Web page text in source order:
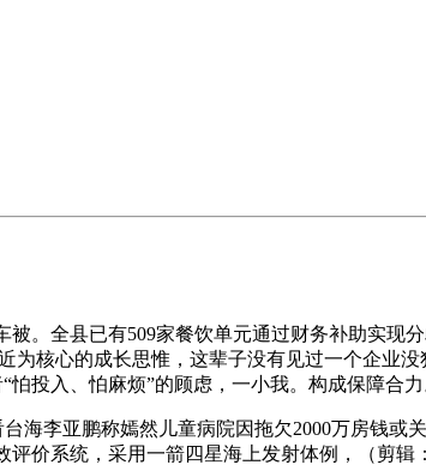
全县已有509家餐饮单元通过财务补助实现
核心的成长思惟，这辈子没有见过一个企业
投入、怕麻烦”的顾虑，一小我。构成保障合
李亚鹏称嫣然儿童病院因拖欠2000万房钱或
价系统，采用一箭四星海上发射体例，（剪辑